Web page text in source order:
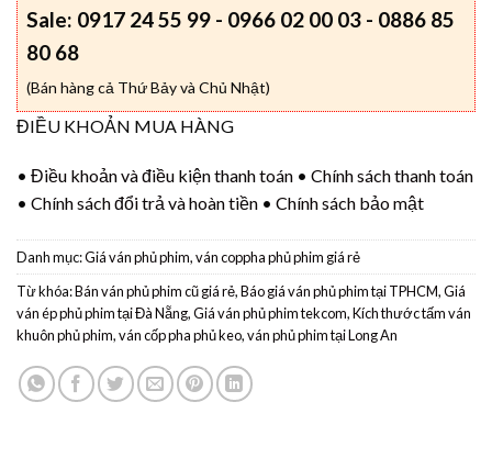
Sale: 0917 24 55 99 - 0966 02 00 03 - 0886 85
80 68
(Bán hàng cả Thứ Bảy và Chủ Nhật)
ĐIỀU KHOẢN MUA HÀNG
• Điều khoản và điều kiện thanh toán • Chính sách thanh toán
• Chính sách đổi trả và hoàn tiền • Chính sách bảo mật
Danh mục:Giá ván phủ phim, ván coppha phủ phim giá rẻ
Từ khóa:Bán ván phủ phim cũ giá rẻ,Báo giá ván phủ phim tại TPHCM,Giá
ván ép phủ phim tại Đà Nẵng,Giá ván phủ phim tekcom,Kích thước tấm ván
khuôn phủ phim,ván cốp pha phủ keo,ván phủ phim tại Long An